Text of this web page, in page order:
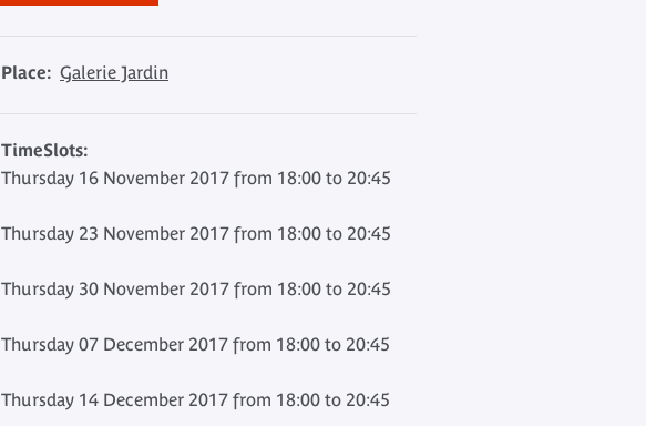
Place: Galerie Jardin
TimeSlots:
Thursday 16 November 2017 from 18:00 to 20:45
Thursday 23 November 2017 from 18:00 to 20:45
Thursday 30 November 2017 from 18:00 to 20:45
Thursday 07 December 2017 from 18:00 to 20:45
Thursday 14 December 2017 from 18:00 to 20:45